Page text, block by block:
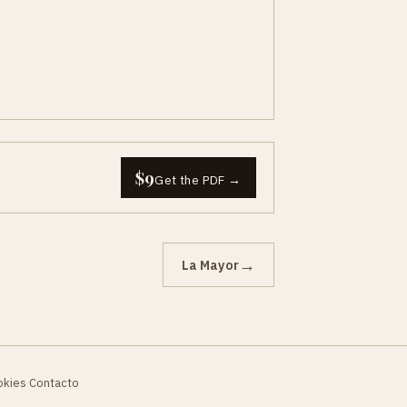
$9Get the PDF →
La Mayor→
·Contacto